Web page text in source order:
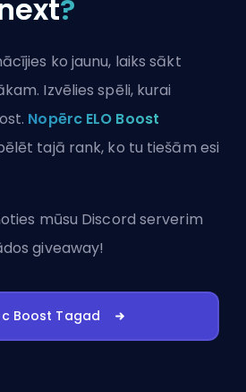
?
ko jaunu, laiks sākt
Izvēlies spēli, kurai
Nopērc ELO Boost
tajā rank, ko tu tiešām esi
mūsu Discord serverim
giveaway!
Boost Tagad